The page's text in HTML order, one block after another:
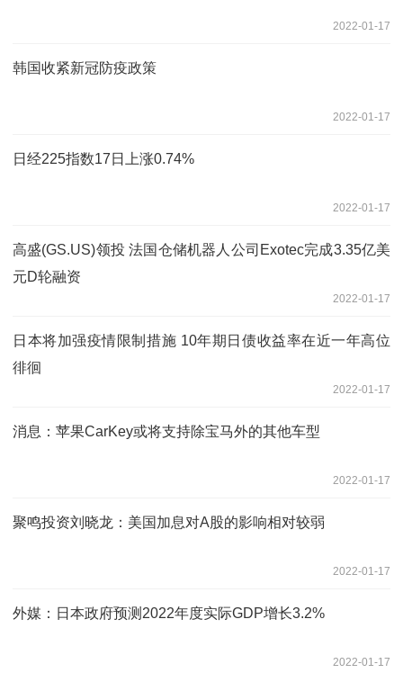
2022-01-17
韩国收紧新冠防疫政策
2022-01-17
日经225指数17日上涨0.74%
2022-01-17
高盛(GS.US)领投 法国仓储机器人公司Exotec完成3.35亿美
元D轮融资
2022-01-17
日本将加强疫情限制措施 10年期日债收益率在近一年高位
徘徊
2022-01-17
消息：苹果CarKey或将支持除宝马外的其他车型
2022-01-17
聚鸣投资刘晓龙：美国加息对A股的影响相对较弱
2022-01-17
外媒：日本政府预测2022年度实际GDP增长3.2%
2022-01-17